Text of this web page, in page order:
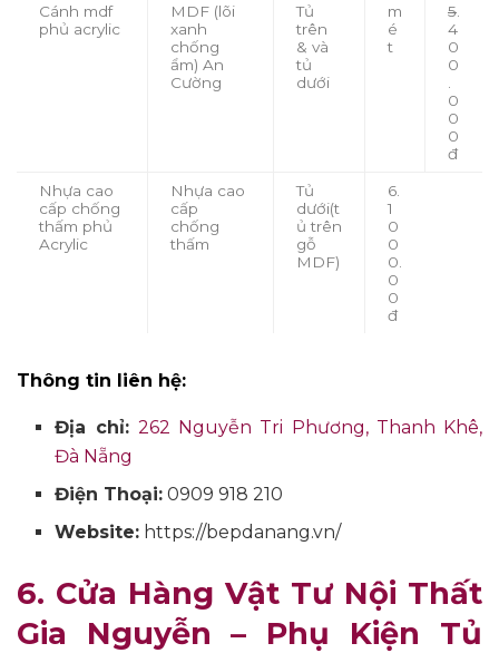
Cánh mdf
phủ acrylic
MDF (lõi
xanh
chống
ẩm) An
Cường
Tủ
trên
& và
tủ
dưới
m
é
t
5
4
0
0
0
0
0
đ
Nhựa cao
cấp chống
thấm phủ
Acrylic
Nhựa cao
cấp
chống
thấm
Tủ
dưới(t
ủ trên
gỗ
MDF)
6.
1
0
0
0.
0
0
đ
Thông tin liên hệ:
Địa chỉ: 262 Nguyễn Tri Phương, Thanh Khê,
Đà Nẵng
Điện Thoại: 0909 918 210
Website: https://bepdanang.vn/
6. Cửa Hàng Vật Tư Nội Thất
Gia Nguyễn – Phụ Kiện Tủ